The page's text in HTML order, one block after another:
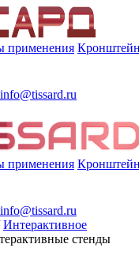
применения
info@tissard.ru
применения
info@tissard.ru
Интерактивное
стенды